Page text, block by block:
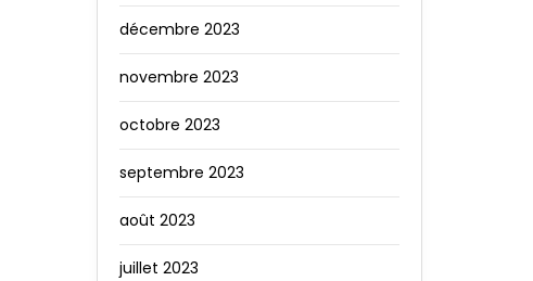
décembre 2023
novembre 2023
octobre 2023
septembre 2023
août 2023
juillet 2023